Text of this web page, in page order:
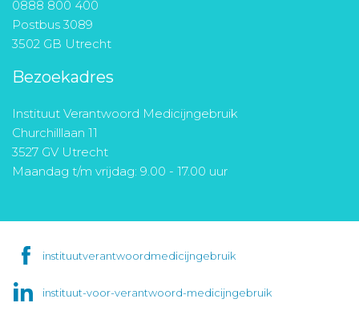
0888 800 400
Postbus 3089
3502 GB Utrecht
Bezoekadres
Instituut Verantwoord Medicijngebruik
Churchilllaan 11
3527 GV Utrecht
Maandag t/m vrijdag: 9.00 - 17.00 uur
instituutverantwoordmedicijngebruik
instituut-voor-verantwoord-medicijngebruik